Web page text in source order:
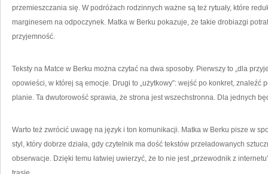
przemieszczania się. W podróżach rodzinnych ważne są też rytuały, które
marginesem na odpoczynek. Matka w Berku pokazuje, że takie drobiazgi
przyjemność.
Teksty na Matce w Berku można czytać na dwa sposoby. Pierwszy to „dla
opowieści, w której są emocje. Drugi to „użytkowy”: wejść po konkret,
planie. Ta dwutorowość sprawia, że strona jest wszechstronna. Dla jednych
Warto też zwrócić uwagę na język i ton komunikacji. Matka w Berku pisze w
styl, który dobrze działa, gdy czytelnik ma dość tekstów przeładowanych
obserwacje. Dzięki temu łatwiej uwierzyć, że to nie jest „przewodnik z